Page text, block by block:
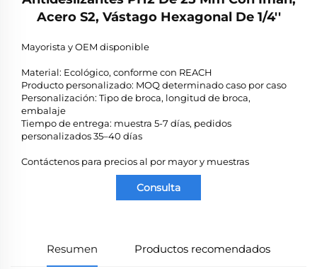
Acero S2, Vástago Hexagonal De 1/4''
Mayorista y OEM disponible
Material: Ecológico, conforme con REACH
Producto personalizado: MOQ determinado caso por caso
Personalización: Tipo de broca, longitud de broca,
embalaje
Tiempo de entrega: muestra 5-7 días, pedidos
personalizados 35–40 días
Contáctenos para precios al por mayor y muestras
Consulta
Resumen Productos recomendados